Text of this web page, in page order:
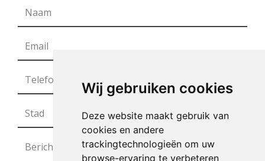
Wij gebruiken cookies
Deze website maakt gebruik van
cookies en andere
trackingtechnologieën om uw
browse-ervaring te verbeteren